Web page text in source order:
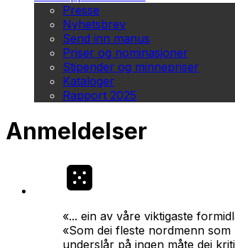
Presse
Nyhetsbrev
Send inn manus
Priser og nominasjoner
Stipender og minnepriser
Kataloger
Rapport 2025
Anmeldelser
«... ein av våre viktigaste
«Som dei fleste nordmenn
underslår på ingen måte dei